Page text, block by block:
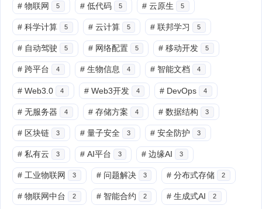
# 物联网 5 # 低代码 5 # 云原生 5
# 科学计算 5 # 云计算 5 # 联邦学习 5
# 自动驾驶 5 # 网络配置 5 # 移动开发 5
# 跨平台 4 # 生物信息 4 # 智能文档 4
# Web3.0 4 # Web3开发 4 # DevOps 4
# 无服务器 4 # 存储方案 4 # 数据结构 3
# 区块链 3 # 量子安全 3 # 安全防护 3
# 私有云 3 # AI平台 3 # 边缘AI 3
# 工业物联网 3 # 问题解决 3 # 分布式存储 2
# 物联网中台 2 # 智能合约 2 # 生成式AI 2